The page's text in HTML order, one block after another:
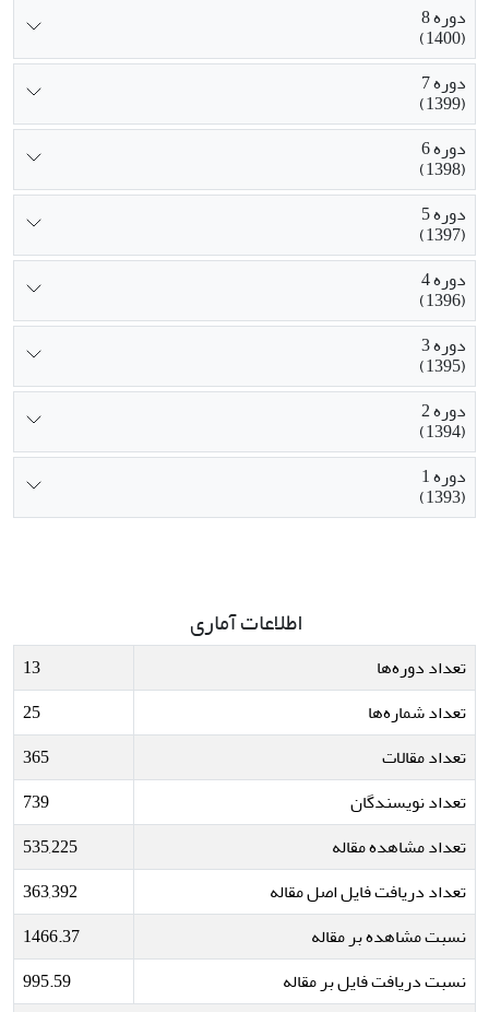
دوره 8
(1400)
دوره 7
(1399)
دوره 6
(1398)
دوره 5
(1397)
دوره 4
(1396)
دوره 3
(1395)
دوره 2
(1394)
دوره 1
(1393)
اطلاعات آماری
تعداد دوره‌ها
13
تعداد شماره‌ها
25
تعداد مقالات
365
تعداد نویسندگان
739
تعداد مشاهده مقاله
535,225
تعداد دریافت فایل اصل مقاله
363,392
نسبت مشاهده بر مقاله
1466.37
نسبت دریافت فایل بر مقاله
995.59